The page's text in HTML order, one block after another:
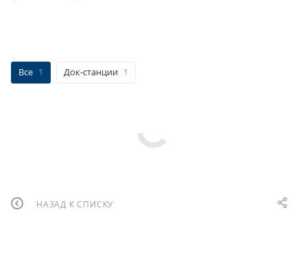
Все 1 Док-станции 1
НАЗАД К СПИСКУ